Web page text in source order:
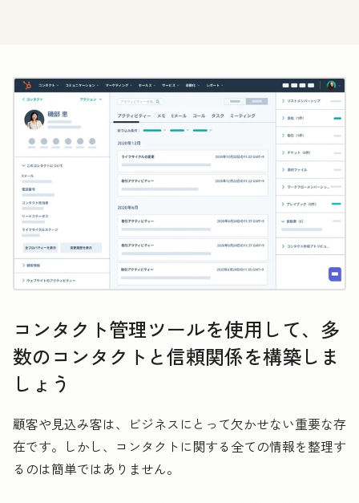
コンタクト管理ツールを使用して、多
数のコンタクトと信頼関係を構築しま
しょう
顧客や見込み客は、ビジネスにとって欠かせない重要な存
在です。しかし、コンタクトに関する全ての情報を整理す
るのは簡単ではありません。